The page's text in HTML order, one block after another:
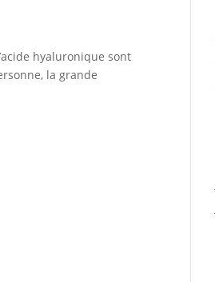
hyaluronique sont
la grande